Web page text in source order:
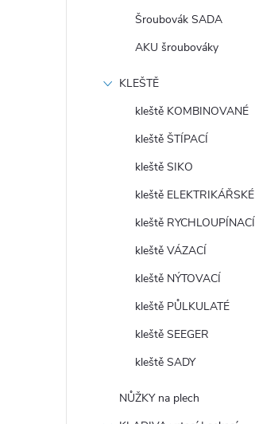
Šroubovák SADA
AKU šroubováky
KLEŠTĚ
kleště KOMBINOVANÉ
kleště ŠTÍPACÍ
kleště SIKO
kleště ELEKTRIKÁŘSKÉ
kleště RYCHLOUPÍNACÍ
kleště VÁZACÍ
kleště NÝTOVACÍ
kleště PŮLKULATÉ
kleště SEEGER
kleště SADY
NŮŽKY na plech